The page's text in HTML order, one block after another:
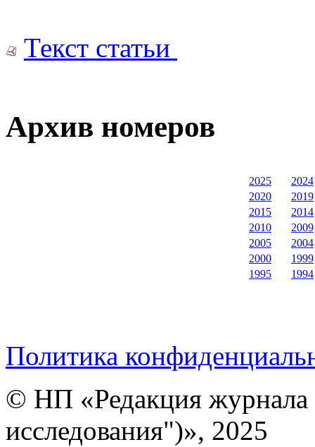
Текст статьи
Архив номеров
2025
2024
2020
2019
2015
2014
2010
2009
2005
2004
2000
1999
1995
1994
Политика
© НП «Редакция
исследования")», 2025